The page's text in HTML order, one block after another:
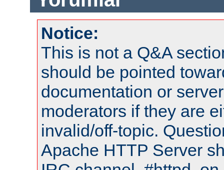
Notice:
This is not a Q&A
should be pointed
documentation or
moderators if they are
invalid/off-topic.
Apache HTTP Server